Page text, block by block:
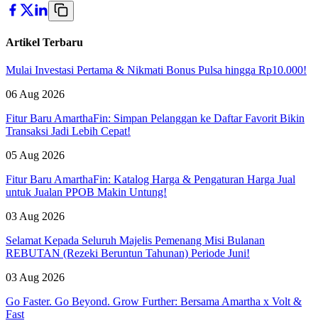
Artikel Terbaru
Mulai Investasi Pertama & Nikmati Bonus Pulsa hingga Rp10.000!
06 Aug 2026
Fitur Baru AmarthaFin: Simpan Pelanggan ke Daftar Favorit Bikin
Transaksi Jadi Lebih Cepat!
05 Aug 2026
Fitur Baru AmarthaFin: Katalog Harga & Pengaturan Harga Jual
untuk Jualan PPOB Makin Untung!
03 Aug 2026
Selamat Kepada Seluruh Majelis Pemenang Misi Bulanan
REBUTAN (Rezeki Beruntun Tahunan) Periode Juni!
03 Aug 2026
Go Faster. Go Beyond. Grow Further: Bersama Amartha x Volt &
Fast